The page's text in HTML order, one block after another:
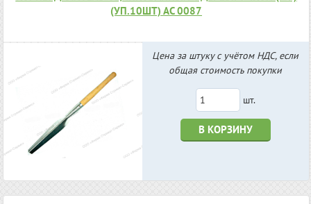
(УП.10ШТ) АС 0087
Цена за штуку с учётом НДС, если
общая стоимость покупки
шт.
В КОРЗИНУ